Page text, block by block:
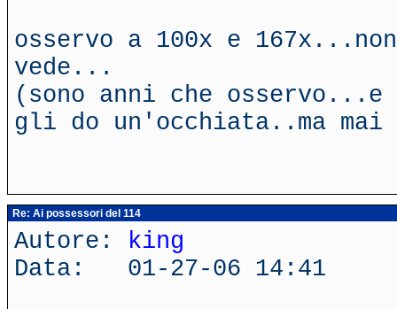
osservo a 100x e
vede...
(sono anni che
gli do un'occhiata..ma
Re: Ai possessori del 114
Autore: king
Data: 01-27-06 14:41